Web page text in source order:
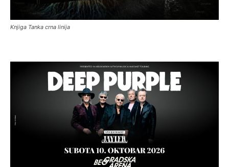
Knjiga Tanka crna linija